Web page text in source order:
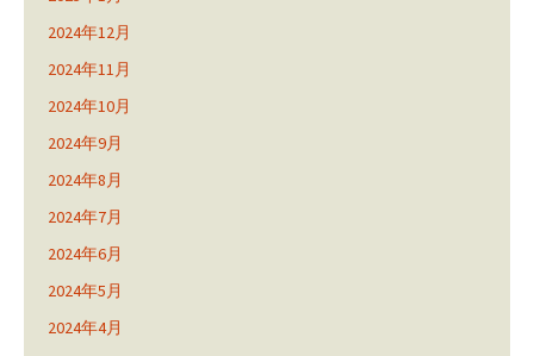
2024年12月
2024年11月
2024年10月
2024年9月
2024年8月
2024年7月
2024年6月
2024年5月
2024年4月